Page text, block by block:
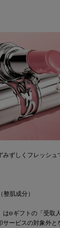
みずしくフレッシュ
整肌成分）
eギフトの「受取
ービスの対象外と